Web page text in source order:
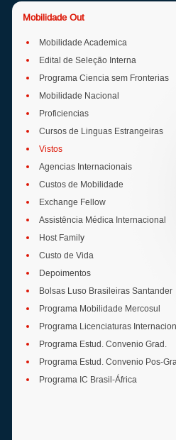
Mobilidade Out
Mobilidade Academica
Edital de Seleção Interna
Programa Ciencia sem Fronterias
Mobilidade Nacional
Proficiencias
Cursos de Linguas Estrangeiras
Vistos
Agencias Internacionais
Custos de Mobilidade
Exchange Fellow
Assistência Médica Internacional
Host Family
Custo de Vida
Depoimentos
Bolsas Luso Brasileiras Santander
Programa Mobilidade Mercosul
Programa Licenciaturas
Programa Estud. Convenio Grad.
Programa Estud. Convenio Pos-
Programa IC Brasil-África